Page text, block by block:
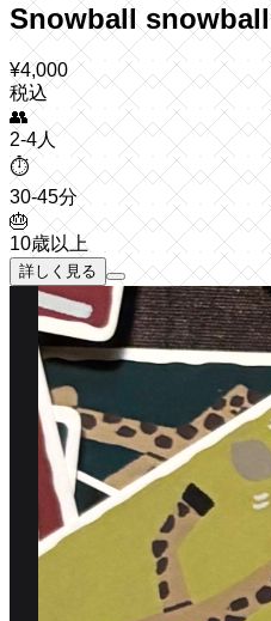
Snowball snowball
¥4,000
税込
👥
2-4人
⏱️
30-45分
🎂
10歳以上
詳しく見る